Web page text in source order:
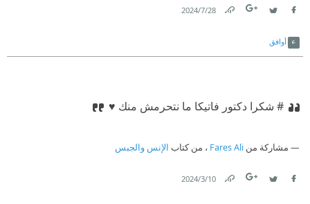
28‏/7‏/2024
أوافق
# شكرا دكتور فاتيكا ما نتحرمش منك ♥
مشاركة من Fares Ali ، من كتاب الإنس والجبس
10‏/3‏/2024